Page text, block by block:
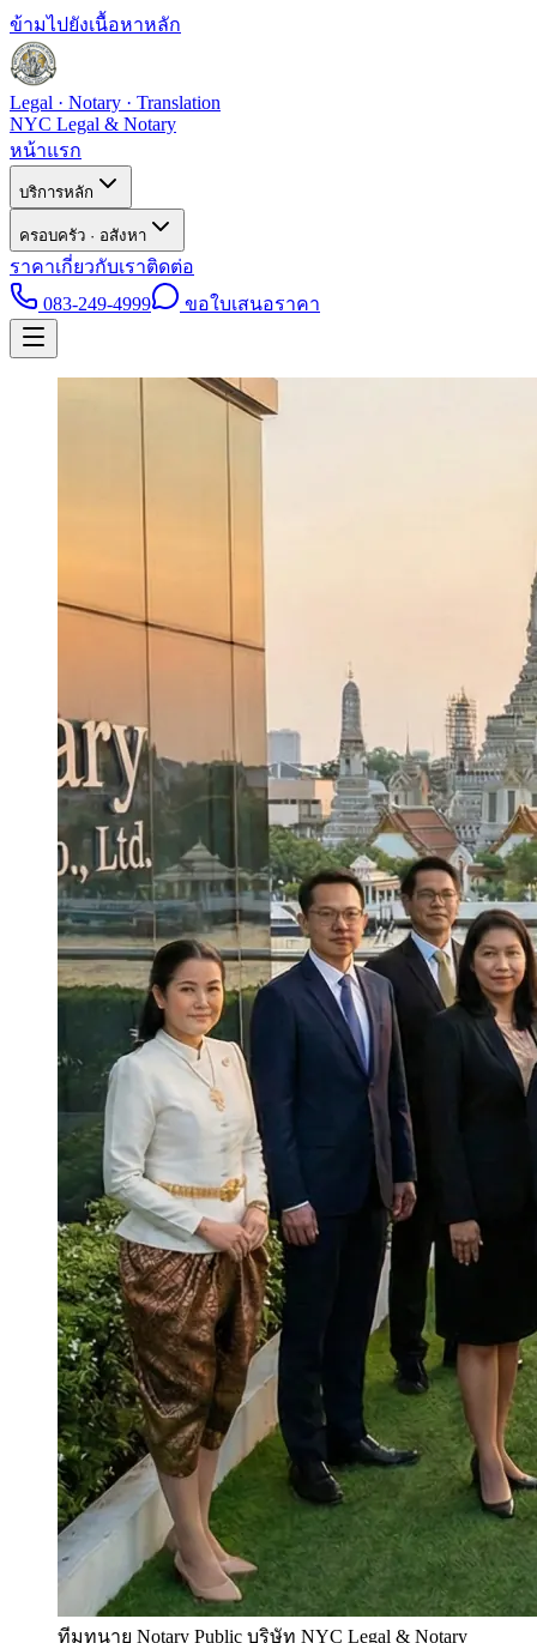
ข้ามไปยังเนื้อหาหลัก
Legal · Notary · Translation
NYC Legal & Notary
หน้าแรก
บริการหลัก
ครอบครัว · อสังหา
ราคาเกี่ยวกับเราติดต่อ
083-249-4999
ขอใบเสนอราคา
ทีมทนาย Notary Public บริษัท NYC Legal & Notary